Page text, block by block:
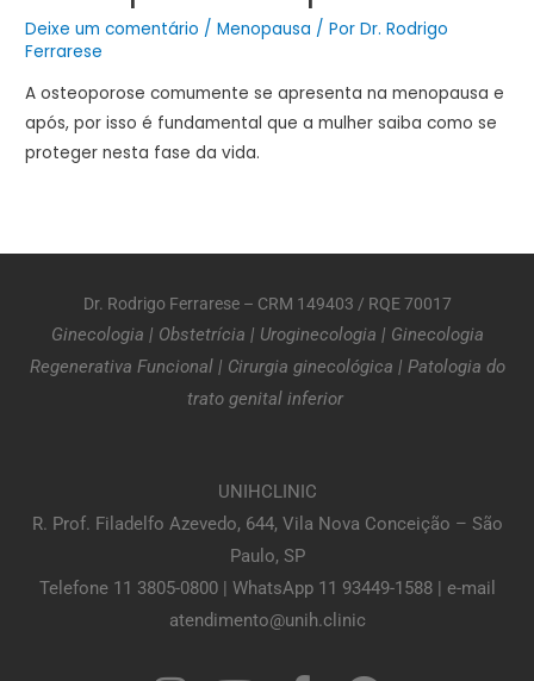
Deixe um comentário /Menopausa / PorDr. Rodrigo
Ferrarese
A osteoporose comumente se apresenta na menopausa e
após, por isso é fundamental que a mulher saiba como se
proteger nesta fase da vida.
Dr. Rodrigo Ferrarese – CRM 149403 / RQE 70017
Ginecologia | Obstetrícia | Uroginecologia | Ginecologia
Regenerativa Funcional| Cirurgia ginecológica | Patologia do
trato genital inferior
UNIHCLINIC
R. Prof. Filadelfo Azevedo, 644, Vila Nova Conceição – São
Paulo, SP
Telefone 11 3805-0800 | WhatsApp 11 93449-1588 | e-mail
atendimento@unih.clinic